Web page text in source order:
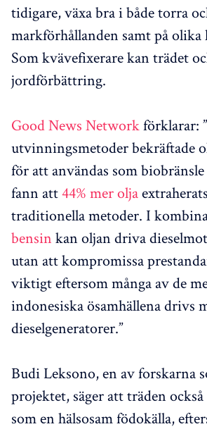
tidigare, växa bra i både torra
markförhållanden samt på olika
Som kvävefixerare kan trädet
jordförbättring.
Good News Networkförklarar:
utvinningsmetoder bekräftade
för att användas som
fann att44% mer olja
traditionella metoder. I
bensin kan oljan driva
utan att kompromissa
viktigt eftersom många av de
indonesiska ösamhällena drivs
dieselgeneratorer.”
Budi Leksono, en av forskarna
projektet, säger att träden
som en hälsosam födokälla,